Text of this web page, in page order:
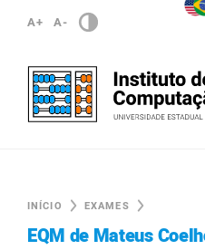
A+ A-
INÍCIO EXAMES
EQM de Mateus